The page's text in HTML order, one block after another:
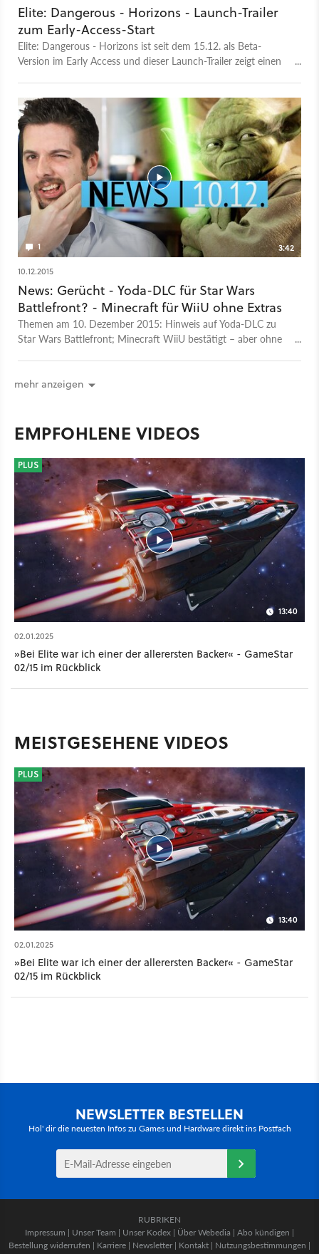
Elite: Dangerous - Horizons - Launch-Trailer
zum Early-Access-Start
Elite: Dangerous - Horizons ist seit dem 15.12. als Beta-
Version im Early Access und dieser Launch-Trailer zeigt einen
1
3:42
10.12.2015
News: Gerücht - Yoda-DLC für Star Wars
Battlefront? - Minecraft für WiiU ohne Extras
Themen am 10. Dezember 2015: Hinweis auf Yoda-DLC zu
Star Wars Battlefront; Minecraft WiiU bestätigt – aber ohne
Michael Obermeier in unserer News-Show über die
mehr anzeigen
EMPFOHLENE VIDEOS
13:40
PLUS
02.01.2025
»Bei Elite war ich einer der allerersten Backer« - GameStar
02/15 im Rückblick
MEISTGESEHENE VIDEOS
13:40
PLUS
02.01.2025
»Bei Elite war ich einer der allerersten Backer« - GameStar
02/15 im Rückblick
NEWSLETTER BESTELLEN
Hol' dir die neuesten Infos zu Games und Hardware direkt ins Postfach
RUBRIKEN
Impressum | Unser Team | Unser Kodex | Über Webedia | Abo kündigen |
Bestellung widerrufen | Karriere | Newsletter | Kontakt | Nutzungsbestimmungen |